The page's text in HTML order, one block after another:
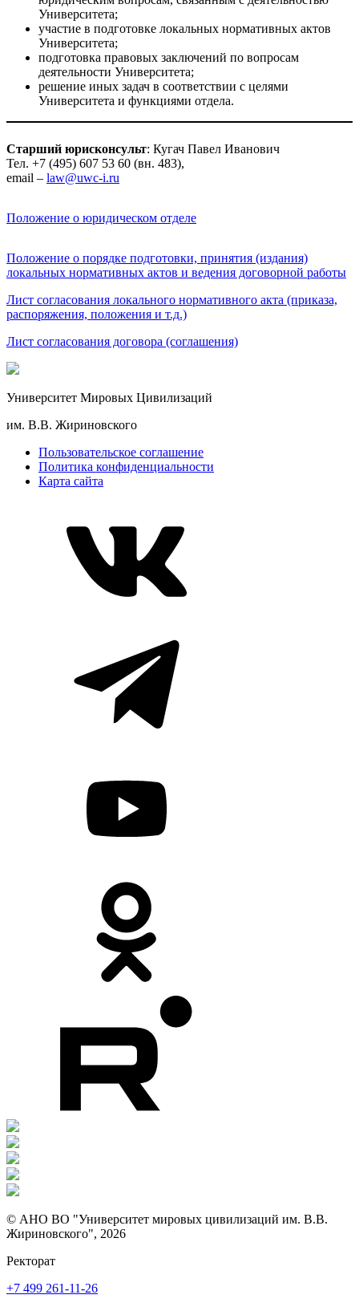
Университета;
участие в подготовке локальных нормативных актов
Университета;
подготовка правовых заключений по вопросам
деятельности Университета;
решение иных задач в соответствии с целями
Университета и функциями отдела.
Старший юрисконсульт: Кугач Павел Иванович
Тел. +7 (495) 607 53 60 (вн. 483),
еmail – law@uwc-i.ru
Положение о юридическом отделе
Положение о порядке подготовки, принятия (издания)
локальных нормативных актов и ведения договорной работы
Лист согласования локального нормативного акта (приказа,
распоряжения, положения и т.д.)
Лист согласования договора (соглашения)
Университет Мировых Цивилизаций
им. В.В. Жириновского
Пользовательское соглашение
Политика конфиденциальности
Карта сайта
© АНО ВО "Университет мировых цивилизаций им. В.В.
Жириновского", 2026
Ректорат
+7 499 261-11-26